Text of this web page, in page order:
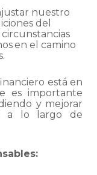
nuestro
del
circunstancias
en el camino
está en
es importante
y mejorar
a lo largo de